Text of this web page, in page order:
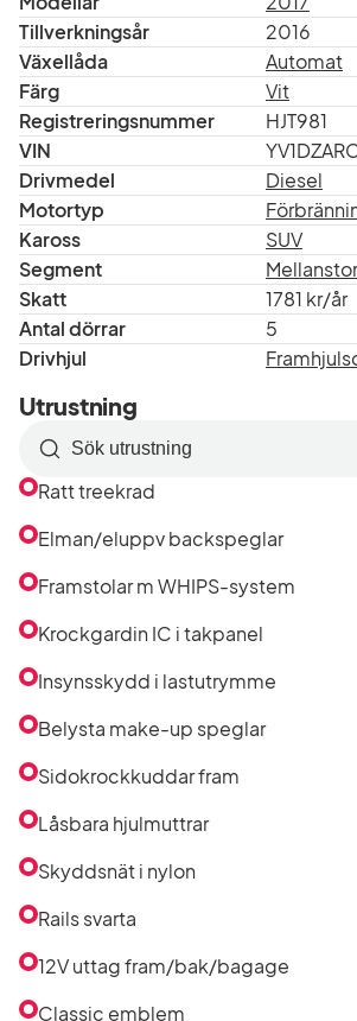
en uppsättning hjul gäller vid
begagnad bil.
Tillverkningsår
2016
Växellåda
Automat
Färg
Vit
Registreringsnummer
HJT981
VIN
Drivmedel
Diesel
Motortyp
Kaross
SUV
Segment
Skatt
1781 kr/år
Antal dörrar
5
Drivhjul
Utrustning
Sök
efter
i
Ratt treekrad
Elman/eluppv backspeglar
Framstolar m WHIPS-system
Krockgardin IC i takpanel
Insynsskydd i lastutrymme
Belysta make-up speglar
Sidokrockkuddar fram
Låsbara hjulmuttrar
Skyddsnät i nylon
Rails svarta
12V uttag fram/bak/bagage
Classic emblem